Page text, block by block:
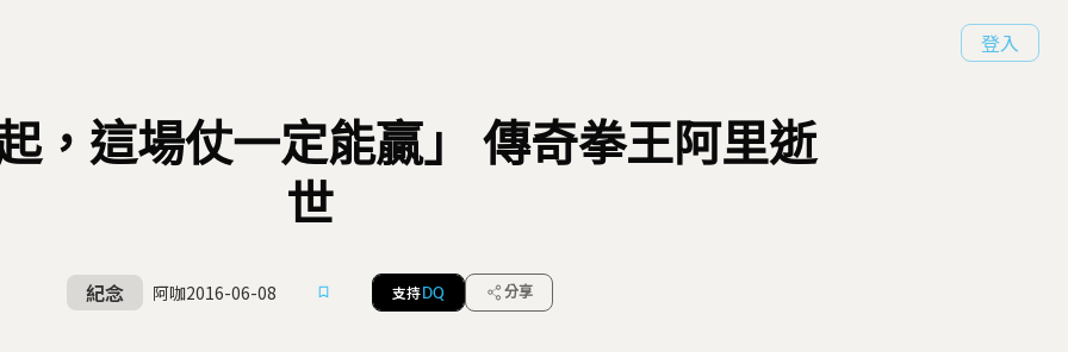
登入
，這場仗一定能贏」 傳奇拳王阿里逝
世
紀念 阿咖2016-06-08 支持 DQ 分享